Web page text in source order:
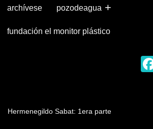
archívese +
pozodeagua
fundación el monitor plástico
Hermenegildo Sabat: 1era parte